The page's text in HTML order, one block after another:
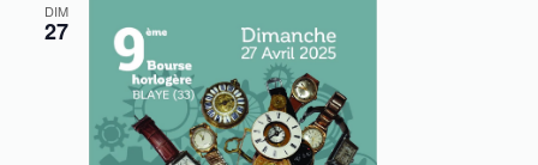
DIM
27